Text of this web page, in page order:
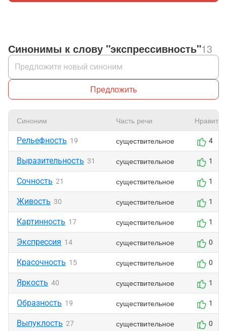
Синонимы к слову "экспрессивность"13
Предложить
Синоним Часть речи Нравится
Рельефность 19 существительное 4
Выразительность 31 существительное 1
Сочность 21 существительное 1
Живость 30 существительное 1
Картинность 17 существительное 1
Экспрессия 14 существительное 0
Красочность 15 существительное 0
Яркость 40 существительное 1
Образность 19 существительное 1
Выпуклость 27 существительное 0